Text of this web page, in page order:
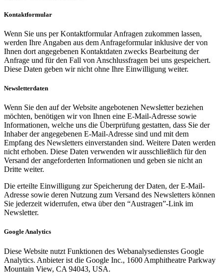
Kontaktformular
Wenn Sie uns per Kontaktformular Anfragen zukommen lassen,
werden Ihre Angaben aus dem Anfrageformular inklusive der von
Ihnen dort angegebenen Kontaktdaten zwecks Bearbeitung der
Anfrage und für den Fall von Anschlussfragen bei uns gespeichert.
Diese Daten geben wir nicht ohne Ihre Einwilligung weiter.
Newsletterdaten
Wenn Sie den auf der Website angebotenen Newsletter beziehen
möchten, benötigen wir von Ihnen eine E-Mail-Adresse sowie
Informationen, welche uns die Überprüfung gestatten, dass Sie der
Inhaber der angegebenen E-Mail-Adresse sind und mit dem
Empfang des Newsletters einverstanden sind. Weitere Daten werden
nicht erhoben. Diese Daten verwenden wir ausschließlich für den
Versand der angeforderten Informationen und geben sie nicht an
Dritte weiter.
Die erteilte Einwilligung zur Speicherung der Daten, der E-Mail-
Adresse sowie deren Nutzung zum Versand des Newsletters können
Sie jederzeit widerrufen, etwa über den “Austragen”-Link im
Newsletter.
Google Analytics
Diese Website nutzt Funktionen des Webanalysedienstes Google
Analytics. Anbieter ist die Google Inc., 1600 Amphitheatre Parkway
Mountain View, CA 94043, USA.